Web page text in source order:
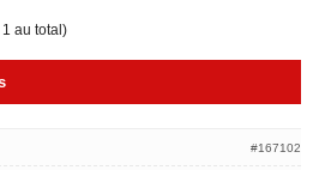
au total)
#167102